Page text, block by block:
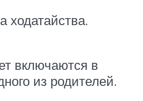
ходатайства.
включаются в
из родителей.